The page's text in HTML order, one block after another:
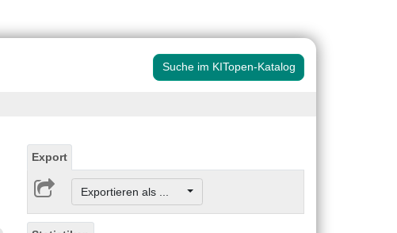
Suche im KITopen-Katalog
Export
Exportieren als ...